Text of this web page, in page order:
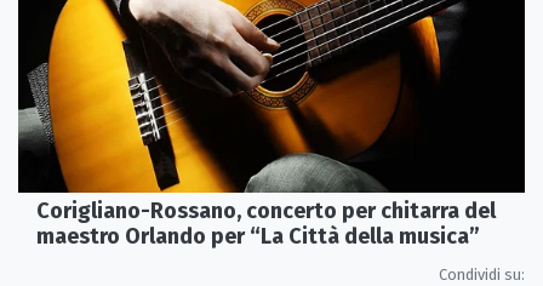
Corigliano-Rossano, concerto per chitarra del
maestro Orlando per “La Città della musica”
Condividi su: